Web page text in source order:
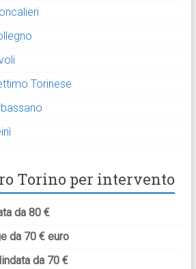
Torinese
Torino per intervento
da 80 €
da 70 € euro
da 70 €